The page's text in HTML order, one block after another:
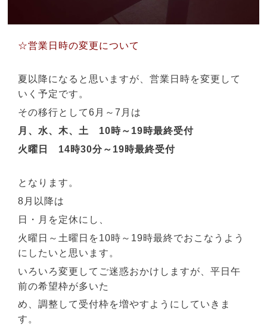
☆営業日時の変更について
夏以降になると思いますが、営業日時を変更して
いく予定です。
その移行として6月～7月は
月、水、木、土 10時～19時最終受付
火曜日 14時30分～19時最終受付
となります。
8月以降は
日・月を定休にし、
火曜日～土曜日を10時～19時最終でおこなうよう
にしたいと思います。
いろいろ変更してご迷惑おかけしますが、平日午
前の希望枠が多いた
め、調整して受付枠を増やすようにしていきま
す。